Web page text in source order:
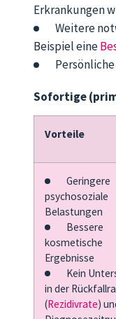
Erkrankungen
Weitere
Beispiel eine
Sofortige
Vorteile
Geringere
psychosoziale
Belastungen
Bessere
kosmetische
Ergebnisse
Kein
in der
(Rezidivrate)